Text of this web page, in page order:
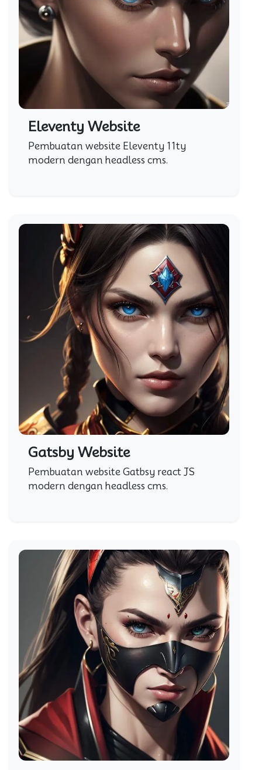
Eleventy Website
Pembuatan website Eleventy 11ty
modern dengan headless cms.
Gatsby Website
Pembuatan website Gatbsy react JS
modern dengan headless cms.